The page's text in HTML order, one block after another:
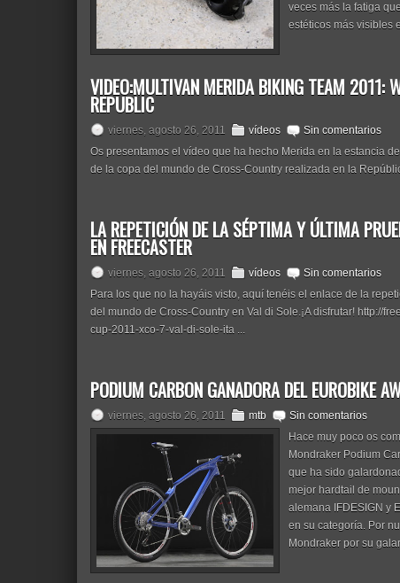
veces más la fatiga
estéticos más visibles
VIDEO:MULTIVAN MERIDA BIKING TEAM 2011:
REPUBLIC
viernes, agosto 26, 2011 vídeos
Sin comentarios
Os presentamos el vídeo que ha hecho Merida en la estancia
de la copa del mundo de Cross-Country realizada en la
LA REPETICIÓN DE LA SÉPTIMA Y ÚLTIMA
EN FREECASTER
viernes, agosto 26, 2011 vídeos
Sin comentarios
Para los que no la hayáis visto, aquí tenéis el enlace de la
del mundo de Cross-Country en Val di Sole.¡A disfrutar! http://
cup-2011-xco-7-val-di-sole-ita ...
PODIUM CARBON GANADORA DEL EUROBIKE
viernes, agosto 26, 2011 mtb
Sin comentarios
Hace muy poco os
Mondraker Podium
que ha sido
mejor hardtail de
alemana IFDESIGN y
en su categoría. Por
Mondraker por su